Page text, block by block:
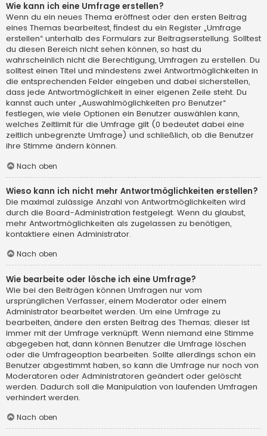
Wie kann ich eine Umfrage erstellen?
Wenn du ein neues Thema eröffnest oder den ersten Beitrag
eines Themas bearbeitest, findest du ein Register „Umfrage
erstellen“ unterhalb des Formulars zur Beitragserstellung. Solltest
du diesen Bereich nicht sehen können, so hast du
wahrscheinlich nicht die Berechtigung, Umfragen zu erstellen. Du
solltest einen Titel und mindestens zwei Antwortmöglichkeiten in
die entsprechenden Felder eingeben und dabei sicherstellen,
dass jede Antwortmöglichkeit in einer eigenen Zeile steht. Du
kannst auch unter „Auswahlmöglichkeiten pro Benutzer“
festlegen, wie viele Optionen ein Benutzer auswählen kann,
welches Zeitlimit für die Umfrage gilt (0 bedeutet dabei eine
zeitlich unbegrenzte Umfrage) und schließlich, ob die Benutzer
ihre Stimme ändern können.
Nach oben
Wieso kann ich nicht mehr Antwortmöglichkeiten erstellen?
Die maximal zulässige Anzahl von Antwortmöglichkeiten wird
durch die Board-Administration festgelegt. Wenn du glaubst,
mehr Antwortmöglichkeiten als zugelassen zu benötigen,
kontaktiere einen Administrator.
Nach oben
Wie bearbeite oder lösche ich eine Umfrage?
Wie bei den Beiträgen können Umfragen nur vom
ursprünglichen Verfasser, einem Moderator oder einem
Administrator bearbeitet werden. Um eine Umfrage zu
bearbeiten, ändere den ersten Beitrag des Themas; dieser ist
immer mit der Umfrage verknüpft. Wenn niemand eine Stimme
abgegeben hat, dann können Benutzer die Umfrage löschen
oder die Umfrageoption bearbeiten. Sollte allerdings schon ein
Benutzer abgestimmt haben, so kann die Umfrage nur noch von
Moderatoren oder Administratoren geändert oder gelöscht
werden. Dadurch soll die Manipulation von laufenden Umfragen
verhindert werden.
Nach oben